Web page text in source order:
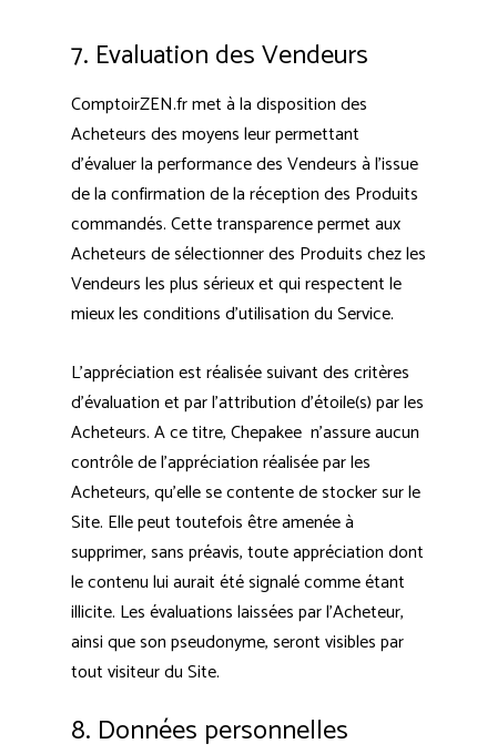
7. Evaluation des Vendeurs
ComptoirZEN.fr met à la disposition des
Acheteurs des moyens leur permettant
d’évaluer la performance des Vendeurs à l’issue
de la confirmation de la réception des Produits
commandés. Cette transparence permet aux
Acheteurs de sélectionner des Produits chez les
Vendeurs les plus sérieux et qui respectent le
mieux les conditions d’utilisation du Service.
L’appréciation est réalisée suivant des critères
d’évaluation et par l’attribution d’étoile(s) par les
Acheteurs. A ce titre, Chepakee n’assure aucun
contrôle de l’appréciation réalisée par les
Acheteurs, qu’elle se contente de stocker sur le
Site. Elle peut toutefois être amenée à
supprimer, sans préavis, toute appréciation dont
le contenu lui aurait été signalé comme étant
illicite. Les évaluations laissées par l’Acheteur,
ainsi que son pseudonyme, seront visibles par
tout visiteur du Site.
8. Données personnelles